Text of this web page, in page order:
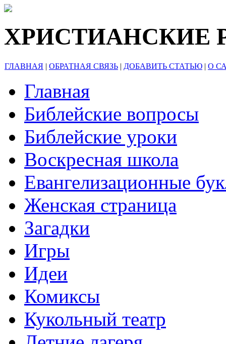
ХРИСТИАНСКИЕ
ГЛАВНАЯ | ОБРАТНАЯ СВЯЗЬ | ДОБАВИТЬ СТАТЬЮ | О
Главная
Библейские вопросы
Библейские уроки
Воскресная школа
Евангелизационные
Женская страница
Загадки
Игры
Идеи
Комиксы
Кукольный театр